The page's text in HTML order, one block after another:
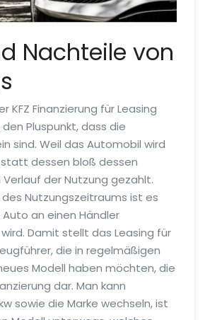
Nachteile von
KFZ Finanzierung für Leasing
Pluspunkt, dass die
sind. Weil das Automobil wird
dessen bloß dessen
der Nutzung gezahlt.
Nutzungszeitraums ist es
an einen Händler
Damit stellt das Leasing für
die in regelmäßigen
Modell haben möchten, die
dar. Man kann
sowie die Marke wechseln, ist